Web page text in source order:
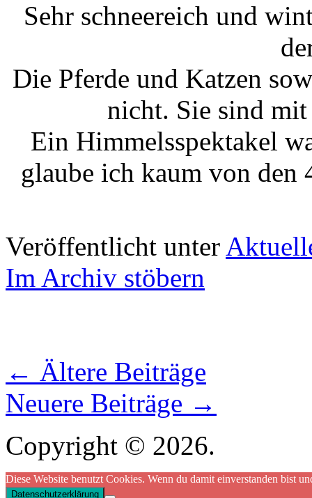
Sehr schneereich und
Die Pferde und Katzen
nicht. Sie sind
Ein Himmelsspektakel
glaube ich kaum von den
Veröffentlicht unter
Im Archiv stöbern
← Ältere Beiträge
Neuere Beiträge →
Copyright © 2026.
Diese Website benutzt Cookies. Wenn du damit einverstanden bist
Datenschutzerklärung